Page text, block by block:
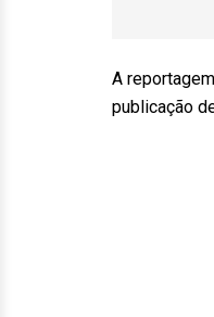
A
publicação